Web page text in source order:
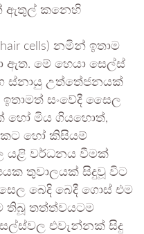
ඇතුල් කනෙහි
cells) නමින් ඉතාම
මේ හෙයා සෙල්ස්
ස්නායු උත්තේජනයක්
ඉතාමත් සංවේදී සෛල
හෝ මිය ගියහොත්,
හෝ කිසියම්
යළි වර්ධනය වීමක්
තුවාලයක් සිදුවූ විට
බෙදි බෙදී ගොස් එම
තිබූ තත්ත්වයටම
එවැන්නක් සිදු